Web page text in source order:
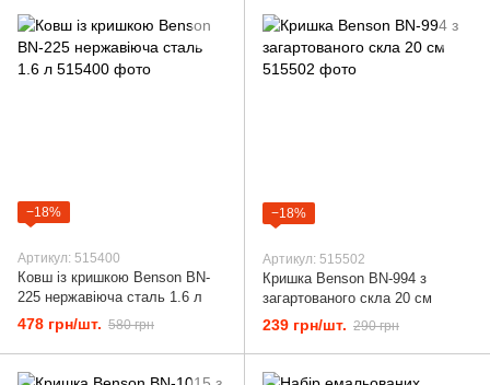
−18%
Артикул: 515400
Ковш із кришкою Benson BN-
225 нержавіюча сталь 1.6 л
478 грн/шт. 580 грн
−18%
Артикул: 515502
Кришка Benson BN-994 з
загартованого скла 20 см
239 грн/шт. 290 грн